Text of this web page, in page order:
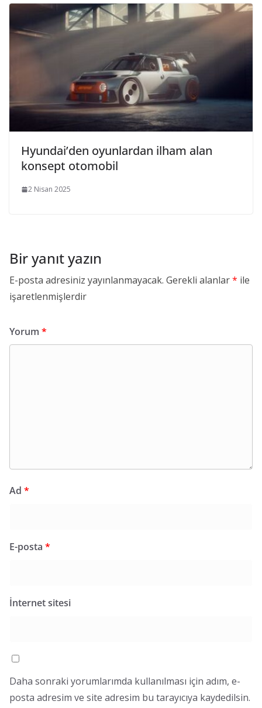
Hyundai’den oyunlardan ilham alan
konsept otomobil
2 Nisan 2025
Bir yanıt yazın
E-posta adresiniz yayınlanmayacak. Gerekli alanlar* ile
işaretlenmişlerdir
Yorum *
Ad *
E-posta *
İnternet sitesi
Daha sonraki yorumlarımda kullanılması için adım, e-
posta adresim ve site adresim bu tarayıcıya kaydedilsin.